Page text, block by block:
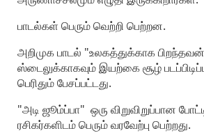
பாடல்கள் பெரும் வெற்றி பெற்றன.
அறிமுக பாடல் "உலகத்துக்காக
ஸ்டைலுக்காகவும் இயற்கை சூழ்
பெரிதும் பேசப்பட்டது.
"அடி ஜூம்ப்பா" ஒரு விறுவிறுப்பான
ரசிகர்களிடம் பெரும் வரவேற்பு பெற்றது.